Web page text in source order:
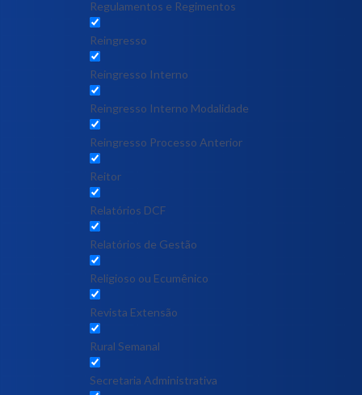
Regulamentos e Regimentos
Reingresso
Reingresso Interno
Reingresso Interno Modalidade
Reingresso Processo Anterior
Reitor
Relatórios DCF
Relatórios de Gestão
Religioso ou Ecumênico
Revista Extensão
Rural Semanal
Secretaria Administrativa